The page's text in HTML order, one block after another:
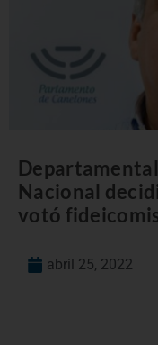
Nacional
votó
abril 25, 2022